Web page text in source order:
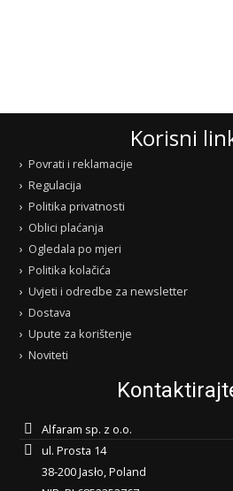
Korisni
Povrati i reklamacije
Regulacija
Politika privatnosti
Oblici plaćanja
Ogledala po mjeri
Politika kolačića
Uvjeti i odredbe za newsletter
Dostava
Upute za korištenje
Noviteti
Alfaram sp. z o.o.
ul. Prosta 14
38-200 Jasło, Poland